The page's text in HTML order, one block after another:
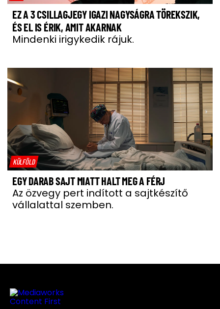
EZ A 3 CSILLAGJEGY IGAZI NAGYSÁGRA TÖREKSZIK,
ÉS EL IS ÉRIK, AMIT AKARNAK
Mindenki irigykedik rájuk.
KÜLFÖLD
EGY DARAB SAJT MIATT HALT MEG A FÉRJ
Az özvegy pert indított a sajtkészítő
vállalattal szemben.